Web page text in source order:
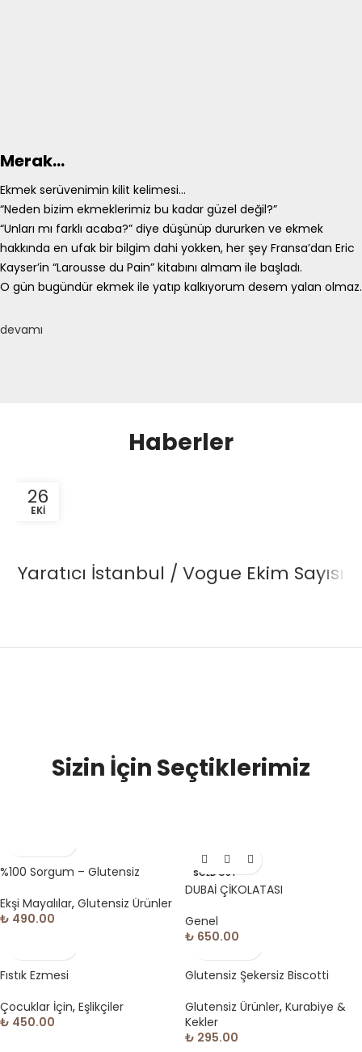
Merak...
Ekmek serüvenimin kilit kelimesi…
“Neden bizim ekmeklerimiz bu kadar güzel değil?”
“Unları mı farklı acaba?” diye düşünüp dururken ve ekmek
hakkında en ufak bir bilgim dahi yokken, her şey Fransa’dan Eric
Kayser’in “Larousse du Pain” kitabını almam ile başladı.
O gün bugündür ekmek ile yatıp kalkıyorum desem yalan olmaz.
devamı
Haberler
26
EKI
Yaratıcı İstanbul / Vogue Ekim Sayısı
Sizin İçin Seçtiklerimiz
%100 Sorgum – Glutensiz
Ekşi Mayalılar, Glutensiz Ürünler
₺ 490.00
SOLD OUT
DUBAİ ÇİKOLATASI
Genel
₺ 650.00
Fıstık Ezmesi
Çocuklar İçin, Eşlikçiler
₺ 450.00
Glutensiz Şekersiz Biscotti
Glutensiz Ürünler, Kurabiye &
Kekler
₺ 295.00